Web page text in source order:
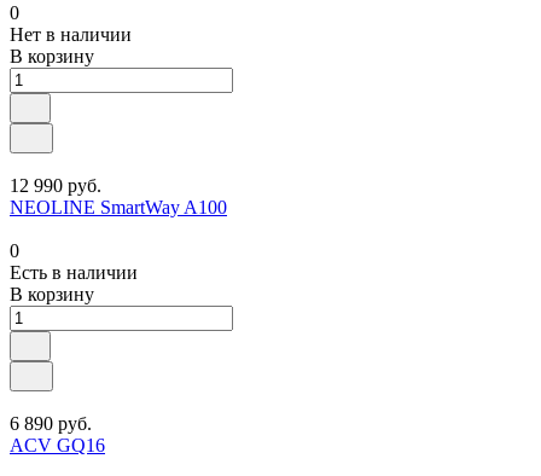
0
Нет в наличии
В корзину
12 990 руб.
NEOLINE SmartWay A100
0
Есть в наличии
В корзину
6 890 руб.
ACV GQ16